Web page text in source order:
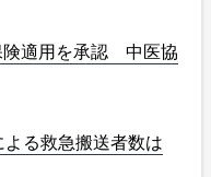
険適用を承認 中医協
よる救急搬送者数は